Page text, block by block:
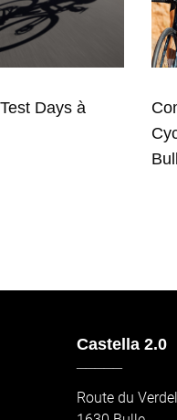
Days à
Castella 2.0
Route du